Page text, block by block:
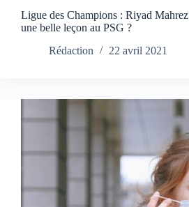
Ligue des Champions : Riyad
une belle leçon au PSG ?
Rédaction
22 avril 2021